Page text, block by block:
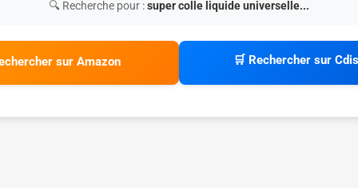
🔍 Recherche pour :super colle liquide universelle...
sur Amazon 🛒 Rechercher sur